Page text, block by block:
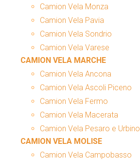
Camion Vela Monza
Camion Vela Pavia
Camion Vela Sondrio
Camion Vela Varese
CAMION VELA MARCHE
Camion Vela Ancona
Camion Vela Ascoli Piceno
Camion Vela Fermo
Camion Vela Macerata
Camion Vela Pesaro e Urbino
CAMION VELA MOLISE
Camion Vela Campobasso